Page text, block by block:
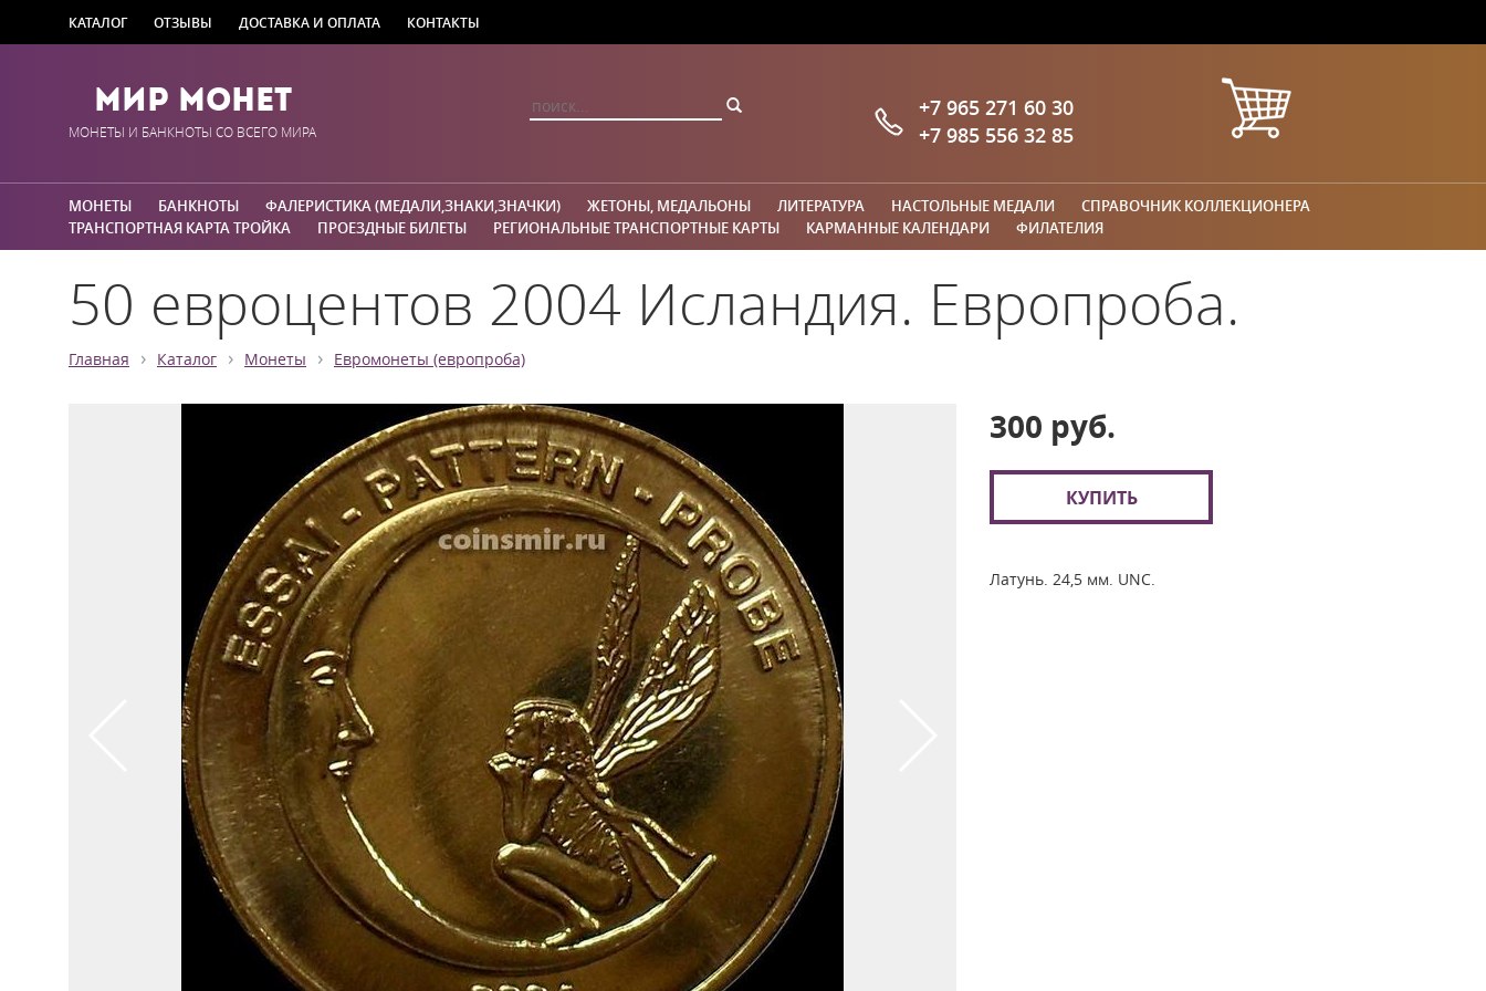
КАТАЛОГ ОТЗЫВЫ ДОСТАВКА И ОПЛАТА КОНТАКТЫ
Мир Монет
МОНЕТЫ И БАНКНОТЫ СО ВСЕГО МИРА
+7 965 271 60 30
+7 985 556 32 85
МОНЕТЫ БАНКНОТЫ ФАЛЕРИСТИКА (МЕДАЛИ,ЗНАКИ,ЗНАЧКИ) ЖЕТОНЫ, МЕДАЛЬОНЫ ЛИТЕРАТУРА НАСТОЛЬНЫЕ МЕДАЛИ
СПРАВОЧНИК КОЛЛЕКЦИОНЕРА
ТРАНСПОРТНАЯ КАРТА ТРОЙКА
ПРОЕЗДНЫЕ БИЛЕТЫ РЕГИОНАЛЬНЫЕ ТРАНСПОРТНЫЕ КАРТЫ КАРМАННЫЕ КАЛЕНДАРИ ФИЛАТЕЛИЯ
50 евроцентов 2004 Исландия. Европроба.
Главная › Каталог › Монеты › Евромонеты (европроба)
300 руб.
КУПИТЬ
Латунь. 24,5 мм. UNC.